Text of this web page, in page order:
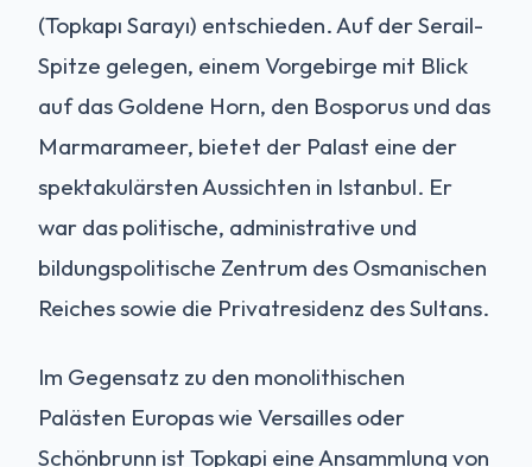
(Topkapı Sarayı) entschieden. Auf der Serail-
Spitze gelegen, einem Vorgebirge mit Blick
auf das Goldene Horn, den Bosporus und das
Marmarameer, bietet der Palast eine der
spektakulärsten Aussichten in Istanbul. Er
war das politische, administrative und
bildungspolitische Zentrum des Osmanischen
Reiches sowie die Privatresidenz des Sultans.
Im Gegensatz zu den monolithischen
Palästen Europas wie Versailles oder
Schönbrunn ist Topkapi eine Ansammlung von